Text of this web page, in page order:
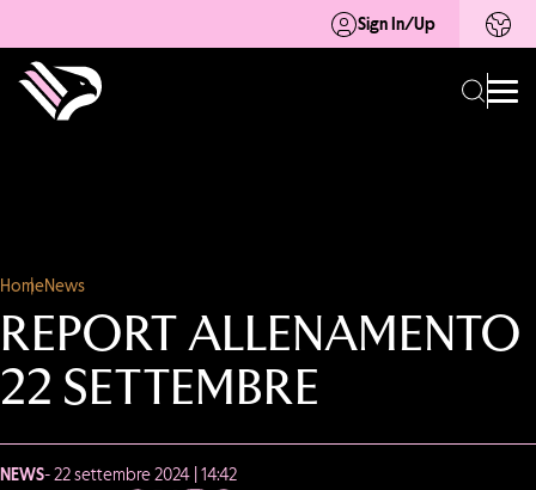
Sign In/Up
HomeNews
REPORT ALLENAMENTO
22 SETTEMBRE
NEWS- 22 settembre 2024 | 14:42